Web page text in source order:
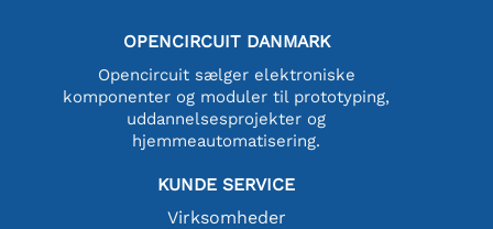
OPENCIRCUIT DANMARK
Opencircuit sælger elektroniske
komponenter og moduler til prototyping,
uddannelsesprojekter og
hjemmeautomatisering.
KUNDE SERVICE
Virksomheder